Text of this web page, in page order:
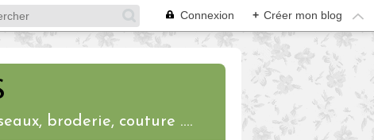
Connexion + Créer mon blog
broderie, couture ....